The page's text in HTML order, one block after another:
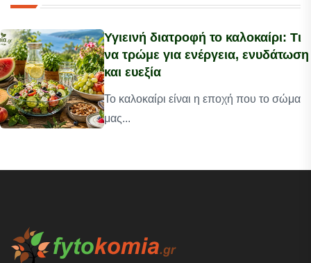
Υγιεινή διατροφή το καλοκαίρι: Τι
να τρώμε για ενέργεια, ενυδάτωση
και ευεξία
Το καλοκαίρι είναι η εποχή που το σώμα
μας...